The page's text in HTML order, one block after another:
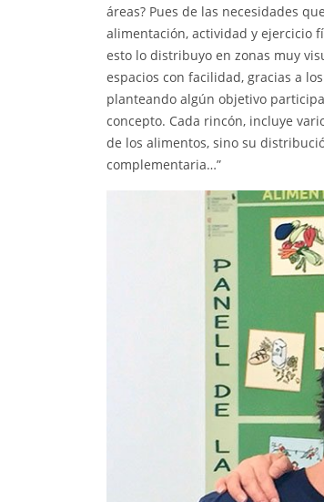
áreas? Pues de las necesidades
alimentación, actividad y ejercicio
esto lo distribuyo en zonas muy
espacios con facilidad, gracias a
planteando algún objetivo
concepto. Cada rincón, incluye
de los alimentos, sino su
complementaria…”